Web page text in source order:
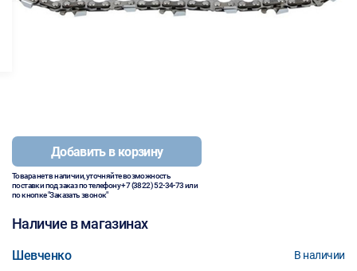
Добавить в корзину
Товара нет в наличии, уточняйте возможность
поставки под заказ по телефону+7 (3822) 52-34-73или
по кнопке "Заказать звонок"
Наличие в магазинах
Шевченко В наличии